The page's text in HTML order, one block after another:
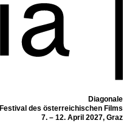
Diagonale
Festival des österreichischen Films
7. – 12. April 2027, Graz